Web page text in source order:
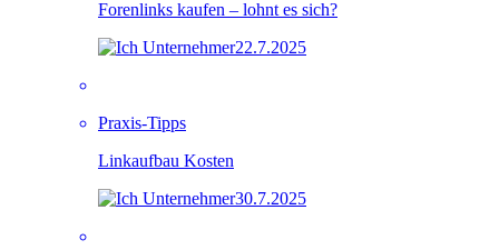
Forenlinks kaufen – lohnt es sich?
22.7.2025
Praxis-Tipps
Linkaufbau Kosten
30.7.2025